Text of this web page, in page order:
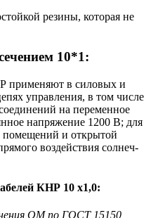
резины, которая не
10*1:
применяют в силовых и
управления, в том числе
на переменное
напряжение 1200 В; для
и открытой
воздействия солнеч­
КНР 10 х1,0:
ОМ по ГОСТ 15150